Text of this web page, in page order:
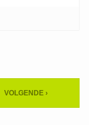
VOLGENDE ›